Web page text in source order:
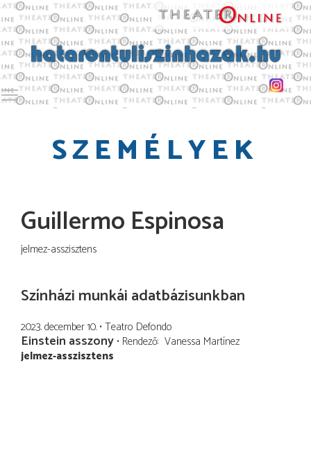
Toggle main menu visibility
SZEMÉLYEK
Guillermo Espinosa
jelmez-asszisztens
Színházi munkái adatbázisunkban
2023. december 10. Teatro Defondo
Einstein asszony Rendező Vanessa Martínez
jelmez-asszisztens